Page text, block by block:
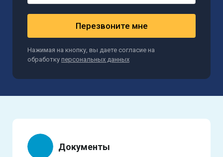
Перезвоните мне
Нажимая на кнопку, вы даете согласие на
обработку персональных данных
Документы